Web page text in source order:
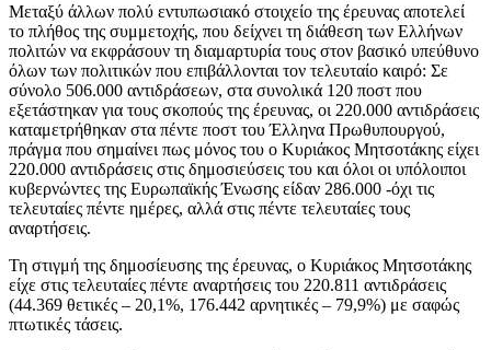
Μεταξύ άλλων πολύ εντυπωσιακό στοιχείο της έρευνας αποτελεί
το πλήθος της συμμετοχής, που δείχνει τη διάθεση των Ελλήνων
πολιτών να εκφράσουν τη διαμαρτυρία τους στον βασικό υπεύθυνο
όλων των πολιτικών που επιβάλλονται τον τελευταίο καιρό: Σε
σύνολο 506.000 αντιδράσεων, στα συνολικά 120 ποστ που
εξετάστηκαν για τους σκοπούς της έρευνας, οι 220.000 αντιδράσεις
καταμετρήθηκαν στα πέντε ποστ του Έλληνα Πρωθυπουργού,
πράγμα που σημαίνει πως μόνος του ο Κυριάκος Μητσοτάκης είχει
220.000 αντιδράσεις στις δημοσιεύσεις του και όλοι οι υπόλοιποι
κυβερνώντες της Ευρωπαϊκής Ένωσης είδαν 286.000 -όχι τις
τελευταίες πέντε ημέρες, αλλά στις πέντε τελευταίες τους
αναρτήσεις.
Τη στιγμή της δημοσίευσης της έρευνας, ο Κυριάκος Μητσοτάκης
είχε στις τελευταίες πέντε αναρτήσεις του 220.811 αντιδράσεις
(44.369 θετικές – 20,1%, 176.442 αρνητικές – 79,9%) με σαφώς
πτωτικές τάσεις.